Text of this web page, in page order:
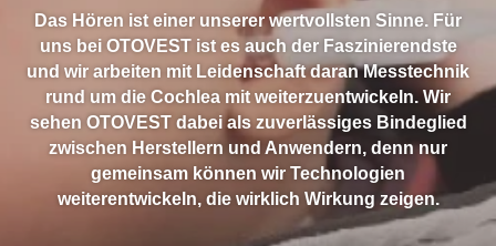
Das Hören ist einer unserer wertvollsten Sinne. Für
uns bei OTOVEST ist es auch der Faszinierendste
und wir arbeiten mit Leidenschaft daran Messtechnik
rund um die Cochlea mit weiterzuentwickeln. Wir
sehen OTOVEST dabei als zuverlässiges Bindeglied
zwischen Herstellern und Anwendern, denn nur
gemeinsam können wir Technologien
weiterentwickeln, die wirklich Wirkung zeigen.